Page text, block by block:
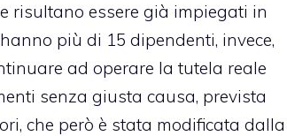
risultano essere già impiegati in
più di 15 dipendenti, invece,
ad operare la tutela reale
senza giusta causa, prevista
che però è stata modificata dalla